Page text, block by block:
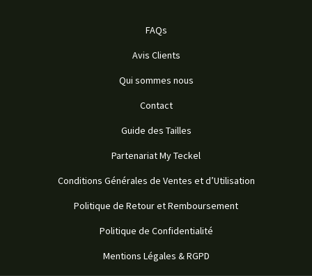
FAQs
Avis Clients
Qui sommes nous
Contact
Guide des Tailles
Partenariat My Teckel
Conditions Générales de Ventes et d’Utilisation
Politique de Retour et Remboursement
Politique de Confidentialité
Mentions Légales & RGPD